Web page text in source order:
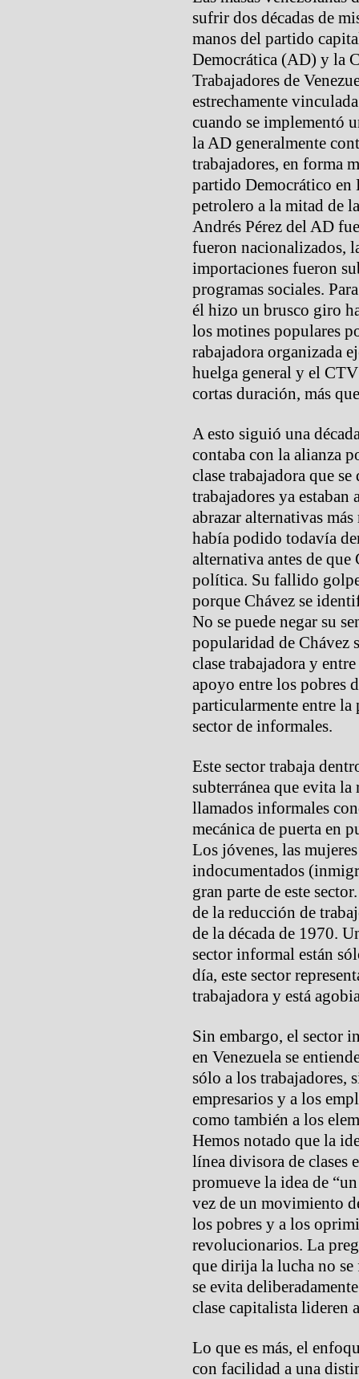
sufrir dos décadas de
manos del partido
Democrática (AD) y la
Trabajadores de
estrechamente
cuando se implementó
la AD generalmente
trabajadores, en forma
partido Democrático en
petrolero a la mitad de
Andrés Pérez del AD
fueron nacionalizados,
importaciones fueron
programas sociales.
él hizo un brusco giro
los motines populares
rabajadora organizada
huelga general y el
cortas duración, más
A esto siguió una
contaba con la alianza
clase trabajadora que
trabajadores ya
abrazar alternativas
había podido todavía
alternativa antes de que
política. Su fallido
porque Chávez se
No se puede negar su
popularidad de Chávez
clase trabajadora y
apoyo entre los pobres
particularmente entre la
sector de informales.
Este sector trabaja
subterránea que evita
llamados informales
mecánica de puerta en
Los jóvenes, las
indocumentados
gran parte de este
de la reducción de
de la década de 1970.
sector informal están
día, este sector
trabajadora y está
Sin embargo, el sector
en Venezuela se
sólo a los trabajadores,
empresarios y a los
como también a los
Hemos notado que la
línea divisora de clases
promueve la idea de
vez de un movimiento
los pobres y a los
revolucionarios. La
que dirija la lucha no
se evita
clase capitalista lideren
Lo que es más, el
con facilidad a una